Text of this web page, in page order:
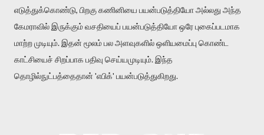
எடுத்துக்கொண்டு, பிறகு கணினியை பயன்படுத்தியோ அல்லது அந்த
கேமராவில் இருக்கும் வசதியைப் பயன்படுத்தியோ ஒரே புகைப்படமாக
மாற்ற முடியும். இதன் மூலம் பல அளவுகளில் ஒளியமைப்பு கொண்ட
காட்சியைச் சிறப்பாக பதிவு செய்யமுடியும். இந்த
தொழில்நுட்பத்தைதான் 'எபிக்' பயன்படுத்துகிறது.